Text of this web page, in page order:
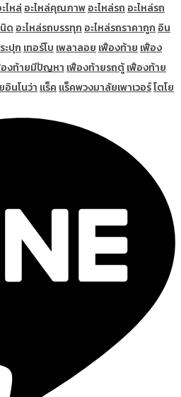
ไหล่อะไหล่คุณภาพอะไหล่รถอะไหล่รถ
ดอะไหล่รถบรรทุกอะไหล่รถราคาถูกอิน
ะปุกเทอร์โบเพลาลอยเฟืองท้ายเฟือง
องท้ายมีปัญหาเฟืองท้ายรถตู้เฟืองท้าย
อินโนว่าแร็คแร็คพวงมาลัยเพาเวอร์โตโย